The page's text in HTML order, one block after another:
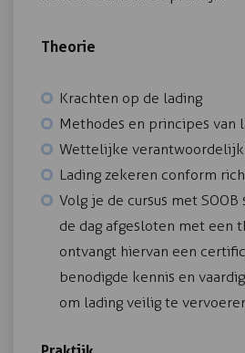
Theorie
Krachten op de lading
Methodes en principes van
Wettelijke
Lading zekeren conform
Volg je de cursus met
de dag afgesloten met een
ontvangt hiervan een
benodigde kennis en
om lading veilig te